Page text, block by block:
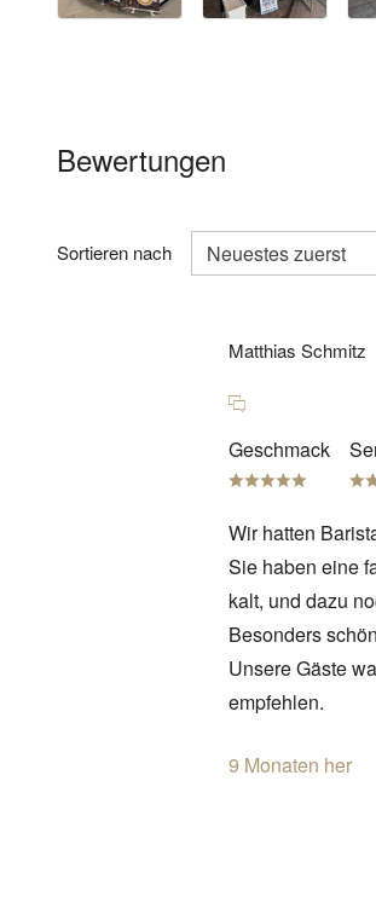
Bewertungen
Sortieren nach
Matthias Schmitz
Geschmack
Wir hatten
Sie haben eine
kalt, und dazu
Besonders
Unsere Gäste
empfehlen.
9 Monaten her